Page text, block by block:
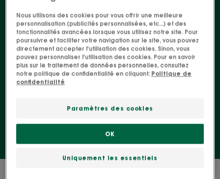
parfums gourmands et fruités qui respectent la
peau de votre enfant et la nature grâce à ses
formules biodégradables et haute tolérance.
Nettoie en douceur la peau et les cheveux
délicats des enfants.
Bébé & Enfant
Nous utilisons des cookies pour vous offrir une meilleure
personnalisation (publicités personnalisées, etc...) et des
fonctionnalités avancées lorsque vous utilisez notre site. Pour
poursuivre et faciliter votre navigation sur le site, vous pouvez
directement accepter l'utilisation des cookies. Sinon, vous
pouvez personnaliser l'utilisation des cookies. Pour en savoir
plus sur le traitement de données personnelles, consultez
notre politique de confidentialité en cliquant: Politique de
confidentialité
Paramètres des cookies
Uniquement les essentiels
OK